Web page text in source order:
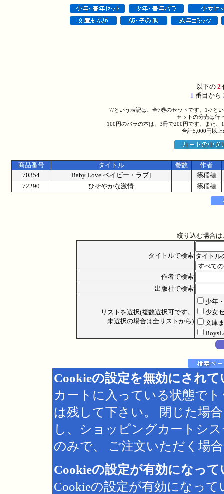
以下の2
1 番目から
7/という表記は、全7巻のセットです。1-7と
セットの分売は行
100円のバラの本は、3冊で200円です。また
合計5,000円以
商品番号 タイトル 巻数
作者
70354
Baby Love[ベイビー・ラブ]
篠稲穂
72290
ひそやかな激情 篠稲穂
絞り込む場合
タイトルで検索 タイトル
作者で検索
出版社で検索
リストを選択(複数選択可です。
未選択の場合は全リストから)
少年
少女
文庫
Cookieの設定を無効にされ
カートに入っている状態で
は残して下さい。 閉じた場
し、ショッピングカートシ
のみで、 ご注文いただく場
Cookieの設定が有効になっ
Cookieの設定が有効になっ